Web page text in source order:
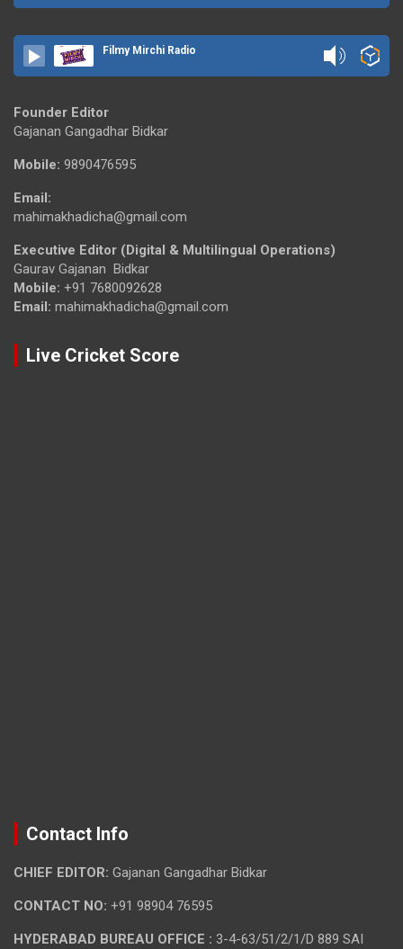
Filmy Mirchi Radio
Founder Editor
Gajanan Gangadhar Bidkar
Mobile: 9890476595
Email:
mahimakhadicha@gmail.com
Executive Editor (Digital & Multilingual Operations)
Gaurav Gajanan Bidkar
Mobile: +91 7680092628
Email: mahimakhadicha@gmail.com
Live Cricket Score
Contact Info
CHIEF EDITOR: Gajanan Gangadhar Bidkar
CONTACT NO: +91 98904 76595
HYDERABAD BUREAU OFFICE : 3-4-63/51/2/1/D 889 SAI